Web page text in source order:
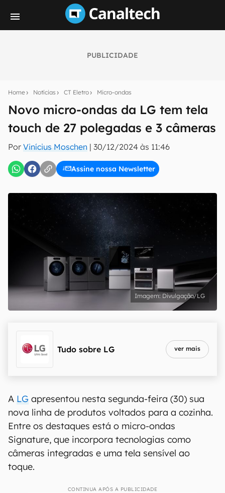
PUBLICIDADE
Home Notícias CT Eletro Micro-ondas
Novo micro-ondas da LG tem tela
touch de 27 polegadas e 3 câmeras
Por Vinícius Moschen | 30/12/2024 às 11:46
Assine nossa Newsletter
notícias e reviews sobre tecnologia em primeira
E-mail
inscreva-se
Confirmo que li, aceito e concordo com os
Uso e Política de Privacidade do Canaltech.
Divulgação/LG
Tudo sobre LG ver mais
A LG apresentou nesta segunda-feira (30) sua
nova linha de produtos voltados para a cozinha.
Entre os destaques está o micro-ondas
Signature, que incorpora tecnologias como
câmeras integradas e uma tela sensível ao
toque.
CONTINUA APÓS A PUBLICIDADE